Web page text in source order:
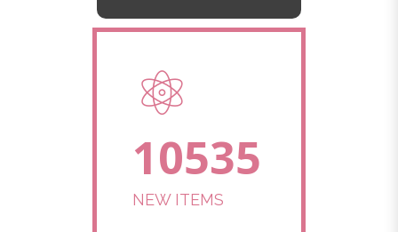
10539
NEW ITEMS